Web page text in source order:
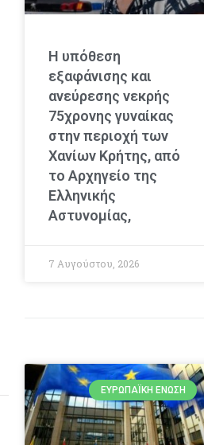
Η υπόθεση
εξαφάνισης και
ανεύρεσης νεκρής
75χρονης γυναίκας
στην περιοχή των
Χανίων Κρήτης, από
το Αρχηγείο της
Ελληνικής
Αστυνομίας,
7 Αυγούστου, 2026
ΕΥΡΩΠΑΪΚΉ ΈΝΩΣΗ